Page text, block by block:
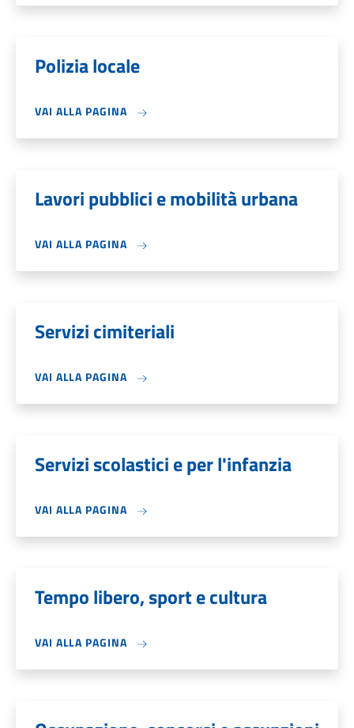
Polizia locale
VAI ALLA PAGINA
Lavori pubblici e mobilità urbana
VAI ALLA PAGINA
Servizi cimiteriali
VAI ALLA PAGINA
Servizi scolastici e per l'infanzia
VAI ALLA PAGINA
Tempo libero, sport e cultura
VAI ALLA PAGINA